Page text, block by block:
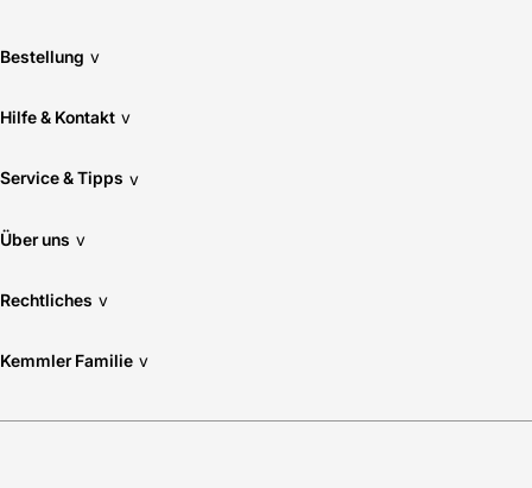
Bestellung v
Hilfe & Kontakt v
Service & Tipps v
Über uns v
Rechtliches v
Kemmler Familie v